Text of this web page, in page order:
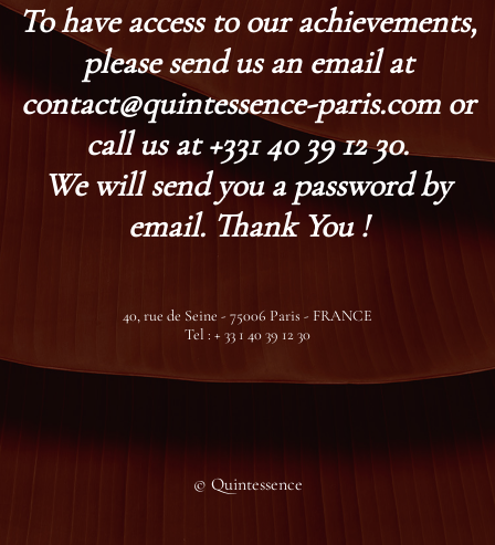
To have access to our achievements,
please send us an email at
contact@quintessence-paris.com or
call us at +331 40 39 12 30.
We will send you a password by
email. Thank You !
40, rue de Seine - 75006 Paris - FRANCE
Tel : + 33 1 40 39 12 30
© Quintessence